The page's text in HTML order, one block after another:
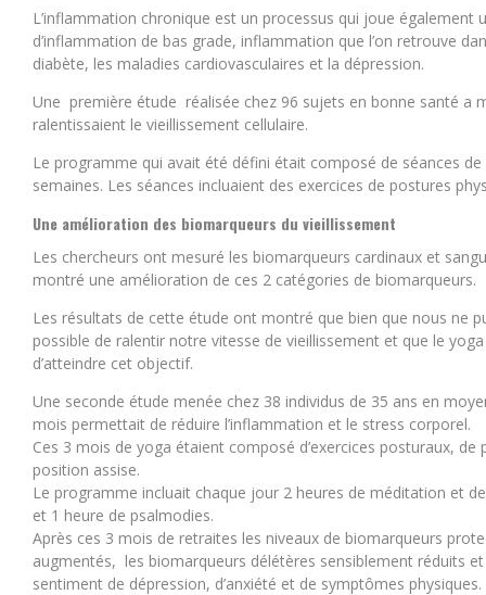
L’inflammation chronique est un processus qui joue
d’inflammation de bas grade, inflammation que l’on retrouve
diabète, les maladies cardiovasculaires et la dépression.
Une première étude réalisée chez 96 sujets en bonne santé a
ralentissaient le vieillissement cellulaire.
Le programme qui avait été défini était composé de séances
semaines. Les séances incluaient des exercices de postures
Une amélioration des biomarqueurs du vieillissement
Les chercheurs ont mesuré les biomarqueurs cardinaux et
montré une amélioration de ces 2 catégories de biomarqueurs.
Les résultats de cette étude ont montré que bien que nous ne
possible de ralentir notre vitesse de vieillissement et que le
d’atteindre cet objectif.
Une seconde étude menée chez 38 individus de 35 ans en
mois permettait de réduire l’inflammation et le stress corporel.
Ces 3 mois de yoga étaient composé d’exercices posturaux,
position assise.
Le programme incluait chaque jour 2 heures de méditation et
et 1 heure de psalmodies.
Après ces 3 mois de retraites les niveaux de biomarqueurs
augmentés, les biomarqueurs délétères sensiblement réduits
sentiment de dépression, d’anxiété et de symptômes physiques.